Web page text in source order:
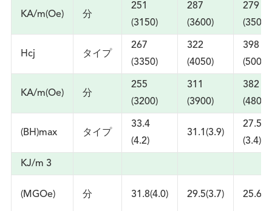
KA/m(Oe) 分
251
(3150)
287
(3600)
279
(3500)
Hcj タイプ
267
(3350)
322
(4050)
398
(5000)
KA/m(Oe) 分
255
(3200)
311
(3900)
382
(4800)
(BH)max タイプ
33.4
(4.2)
31.1(3.9)
27.5
(3.4)
KJ/m 3
(MGOe) 分 31.8(4.0) 29.5(3.7)